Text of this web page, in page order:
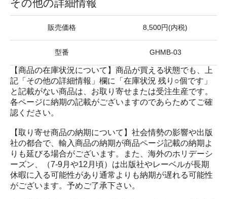
その他の詳細情報
販売価格 8,500円(内税)
型番 GHMB-03
【商品の在庫状況について】商品が買える状態でも、上
記「その他の詳細情報」欄に「在庫状況 残り○個です」
と記載がない商品は、お取り寄せまたは受注生産です。
各ページに納期の記載がございますのであらためてご確
認ください。
【取り寄せ商品の納期について】社会情勢の影響や出版
社の都合で、輸入商品の納期が商品ページ記載の納期よ
りも延びる場合がございます。また、海外のホリデーシ
ーズン、（7-9月や12月頃）は出版社やレーベルが長期
休暇に入る可能性があり通常よりも納期が遅れる可能性
がございます。予めご了承下さい。